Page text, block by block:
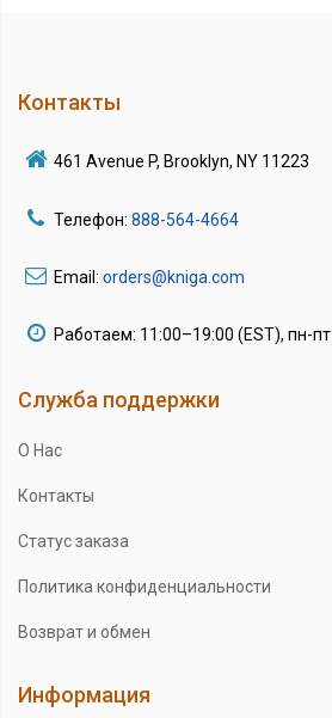
Контакты
461 Avenue P, Brooklyn, NY 11223
Телефон: 888-564-4664
Email: orders@kniga.com
Работаем: 11:00–19:00 (EST), пн-пт
Служба поддержки
О Нас
Контакты
Статус заказа
Политика конфиденциальности
Возврат и обмен
Информация